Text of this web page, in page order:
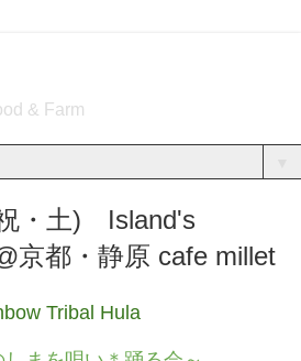
& Farm
・土) Island's
京都・静原 cafe millet
Tribal Hula